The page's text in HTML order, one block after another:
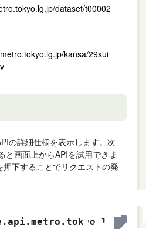
dataset/t00002
kansa/29sui
の詳細仕様を表示します。次
と画面上からAPIを試用できま
下することでリクエストの発